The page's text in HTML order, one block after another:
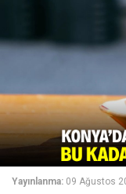
Yayınlanma: 09 Ağustos